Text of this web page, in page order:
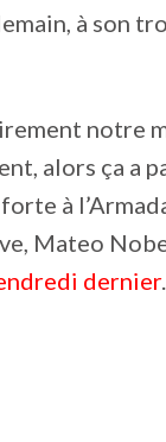
à son
notre
alors ça a
à
Mateo
dernier.